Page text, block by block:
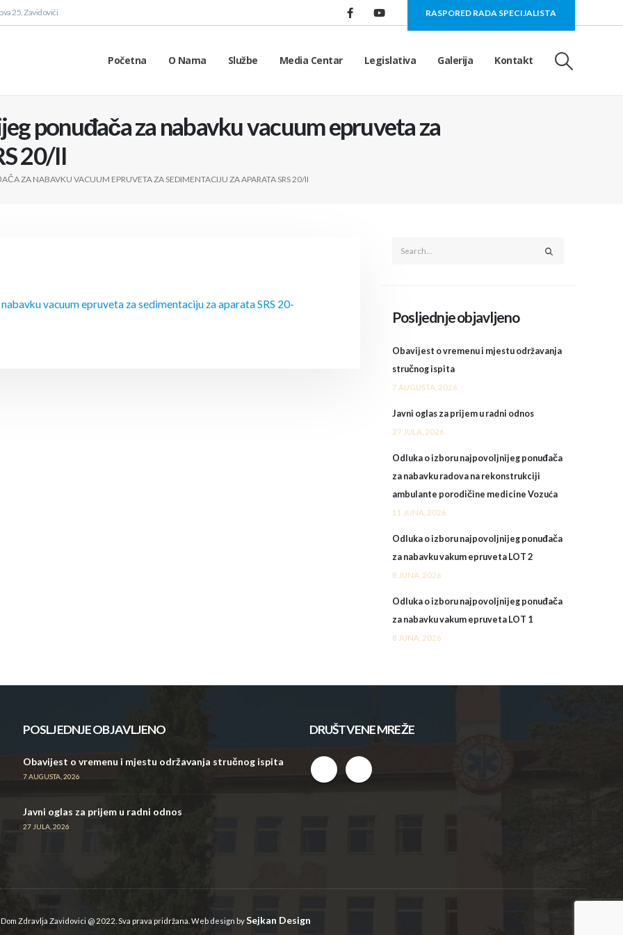
25, Zavidovići RASPORED RADA SPECIJALISTA
Početna O Nama Službe Media Centar Legislativa Galerija Kontakt
ponuđača za nabavku vacuum epruveta za
20/II
ZA NABAVKU VACUUM EPRUVETA ZA SEDIMENTACIJU ZA APARATA SRS 20/II
vacuum epruveta za sedimentaciju za aparata SRS 20-
Posljednje objavljeno
Obavijest o vremenu i mjestu održavanja
stručnog ispita
7 AUGUSTA, 2026
Javni oglas za prijem u radni odnos
27 JULA, 2026
Odluka o izboru najpovoljnijeg ponuđača
za nabavku radova na rekonstrukciji
ambulante porodičine medicine Vozuća
11 JUNA, 2026
Odluka o izboru najpovoljnijeg ponuđača
za nabavku vakum epruveta LOT 2
8 JUNA, 2026
Odluka o izboru najpovoljnijeg ponuđača
za nabavku vakum epruveta LOT 1
8 JUNA, 2026
POSLJEDNJE OBJAVLJENO
Obavijest o vremenu i mjestu održavanja stručnog ispita
7 AUGUSTA, 2026
Javni oglas za prijem u radni odnos
27 JULA, 2026
DRUŠTVENE MREŽE
Dom Zdravlja Zavidovici @ 2022. Sva prava pridržana. Web design bySejkan Design